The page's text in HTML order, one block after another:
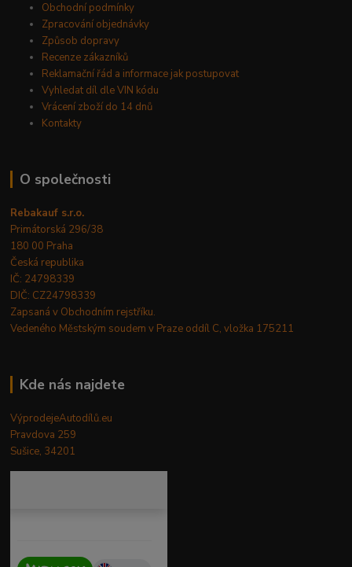
Obchodní podmínky
Zpracování objednávky
Způsob dopravy
Recenze zákazníků
Reklamační řád a informace jak postupovat
Vyhledat díl dle VIN kódu
Vrácení zboží do 14 dnů
Kontakty
O společnosti
Rebakauf s.r.o.
Primátorská 296/38
180 00 Praha
Česká republika
IČ: 24798339
DIČ: CZ24798339
Zapsaná v Obchodním rejstříku.
Vedeného Městským soudem v Praze oddíl C, vložka 175211
Kde nás najdete
VýprodejeAutodílů.eu
Pravdova 259
Sušice, 34201